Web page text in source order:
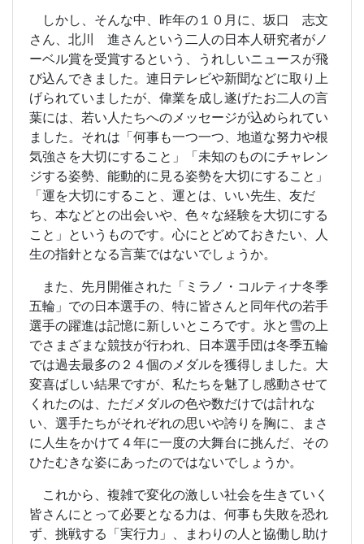
しかし、そんな中、昨年の１０月に、坂口 志文
さん、北川 進さんという二人の日本人研究者がノ
ーベル賞を受賞するという、うれしいニュースが飛
び込んできました。連日テレビや新聞などに取り上
げられていましたが、偉業を成し遂げたお二人の言
葉には、若い人たちへのメッセージが込められてい
ました。それは「何事も一つ一つ、地道な努力や根
気強さを大切にすること」「未知のものにチャレン
ジする姿勢、能動的に見る姿勢を大切にすること」
「運を大切にすること、運とは、いい先生、友だ
ち、本などとの出会いや、色々な経験を大切にする
こと」というものです。心にとどめておきたい、人
生の指針となる言葉ではないでしょうか。
また、先月開催された「ミラノ・コルティナ冬季
五輪」での日本選手の、特に皆さんと同年代の若手
選手の躍進は記憶に新しいところです。氷と雪の上
でさまざまな競技が行われ、日本選手団は冬季五輪
では過去最多の２４個のメダルを獲得しました。大
変喜ばしい結果ですが、私たちを魅了し感動させて
くれたのは、ただメダルの色や数だけでは計れな
い、選手たちがそれぞれの思いや誇りを胸に、まさ
に人生をかけて４年に一度の大舞台に挑んだ、その
ひたむきな姿にあったのではないでしょうか。
これから、複雑で変化の激しい社会を生きていく
皆さんにとって必要となる力は、何事も失敗を恐れ
ず、挑戦する「実行力」、まわりの人と協働し助け